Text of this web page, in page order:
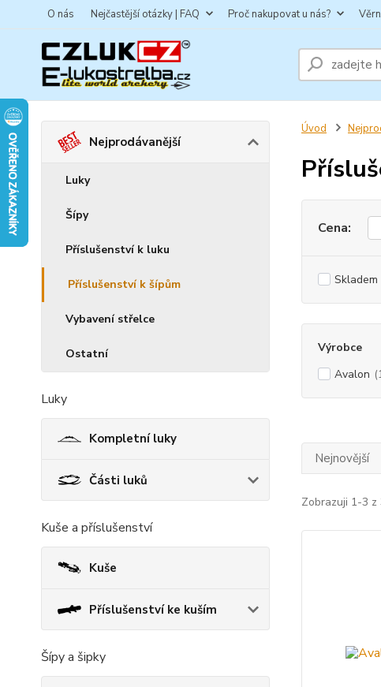
O nás Nejčastější otázky | FAQ Proč nakupovat u nás?
Nejprodávanější
Luky
Šípy
Příslušenství k luku
Příslušenství k šípům
Vybavení střelce
Ostatní
Luky
Kompletní luky
Části luků
Kuše a příslušenství
Kuše
Příslušenství ke kuším
Šípy a šipky
Úvod
Cena:
Skladem
Výrobce
Avalon
Nejnovější
Zobrazuji 1-3 z